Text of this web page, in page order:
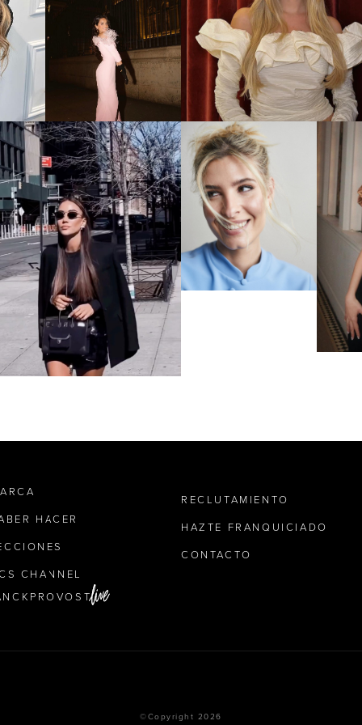
HACER
CHANNEL
RECLUTAMIENTO
HAZTE FRANQUICIADO
CONTACTO
©Copyright 2026